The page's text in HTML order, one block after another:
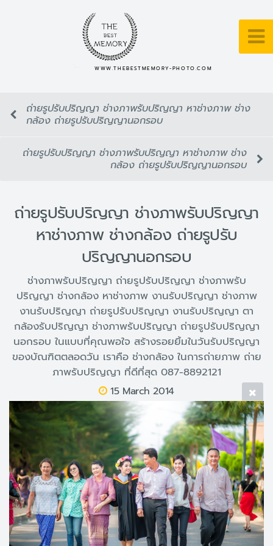
WWW.THEBESTMEMORY-PHOTO.COM
ถ่ายรูปรับปริญญา ช่างภาพรับปริญญา หาช่างภาพ ช่าง
กล้อง ถ่ายรูปรับปริญญานอกรอบ
ถ่ายรูปรับปริญญา ช่างภาพรับปริญญา หาช่างภาพ ช่าง
กล้อง ถ่ายรูปรับปริญญานอกรอบ
ถ่ายรูปรับปริญญา ช่างภาพรับปริญญา
หาช่างภาพ ช่างกล้อง ถ่ายรูปรับ
ปริญญานอกรอบ
ช่างภาพรับปริญญา ถ่ายรูปรับปริญญา ช่างภาพรับ
ปริญญา ช่างกล้อง หาช่างภาพ งานรับปริญญา ช่างภาพ
งานรับปริญญา ถ่ายรูปรับปริญญา งานรับปริญญา ตา
กล้องรับปริญญา ช่างภาพรับปริญญา ถ่ายรูปรับปริญญา
นอกรอบ ในแบบที่คุณพอใจ สร้างรอยยิ้มในวันรับปริญญา
ของบัณฑิตตลอดวัน เราคือ ช่างกล้อง ในการถ่ายภาพ ถ่าย
ภาพรับปริญญา ที่ดีที่สุด 087-8892121
15 March 2014